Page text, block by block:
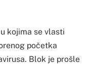
kojima se vlasti
početka
Blok je prošle